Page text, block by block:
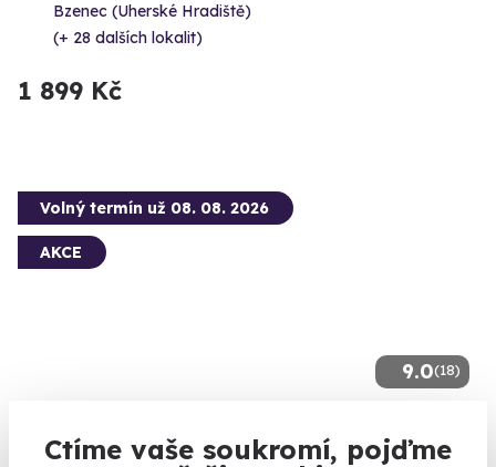
Ctíme vaše soukromí, pojďme
Bzenec (Uherské Hradiště)
(+ 28 dalších lokalit)
1 899 Kč
9.0(18)
Volný termín už 08. 08. 2026
AKCE
Žihadlo s nadupaným motorem - Carrera 4S